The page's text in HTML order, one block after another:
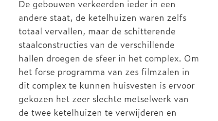
De gebouwen verkeerden ieder in een
andere staat, de ketelhuizen waren zelfs
totaal vervallen, maar de schitterende
staalconstructies van de verschillende
hallen droegen de sfeer in het complex. Om
het forse programma van zes filmzalen in
dit complex te kunnen huisvesten is ervoor
gekozen het zeer slechte metselwerk van
de twee ketelhuizen te verwijderen en